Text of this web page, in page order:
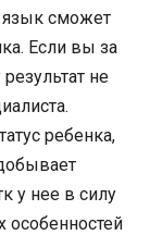
язык сможет
Если вы за
не
ребенка,
у нее в силу
особенностей